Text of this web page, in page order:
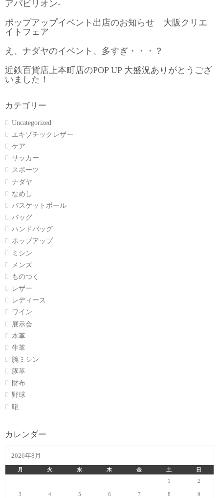
アパビリオン-
ポップアップイベント出店のお知らせ 大阪クリエ
イトフェア
え、ナダヤのイベント、多すぎ・・・？
近鉄百貨店上本町店のPOP UP 大盛況ありがとうござ
いました！
カテゴリー
Uncategorized
エキゾチックレザー
ケア
サッカー
スポーツ
ナダヤ
なめし
バスケットボール
バッグ
ハンドバッグ
ポップアップ
ミシン
メンズ
ものつく
レザー
レディース
ワイン
展示会
本革
牛革
腕ミシン
豚革
財布
野球
鞄
カレンダー
2026年8月
月 火 水 木 金 土
日
1
2
3 4 5 6 7 8 9